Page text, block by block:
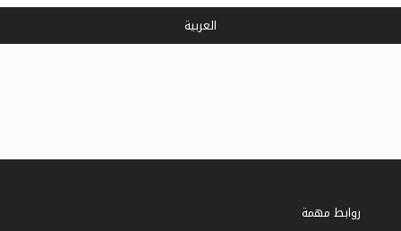
روابط مهمة
العربية